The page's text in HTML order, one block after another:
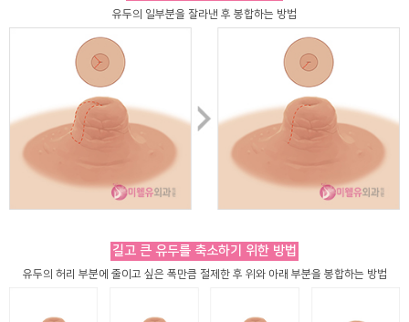
유두의 일부분을 잘라낸 후 봉합하는 방법
길고 큰 유두를 축소하기 위한 방법
유두의 허리 부분에 줄이고 싶은 폭만큼 절제한 후 위와 아래 부분을 봉합하는 방법